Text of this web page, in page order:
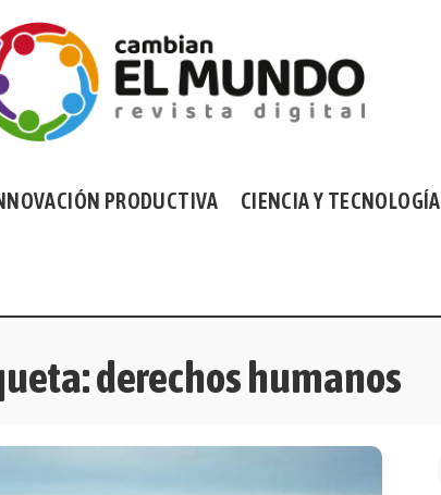
PRODUCTIVA CIENCIA Y TECNOLOGÍA
derechos humanos